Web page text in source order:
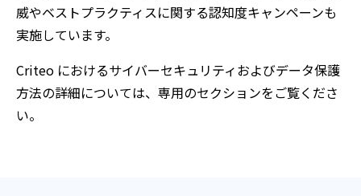
威やベストプラクティスに関する認知度キャンペーンも
実施しています。
Criteo におけるサイバーセキュリティおよびデータ保護
方法の詳細については、専用のセクションをご覧くださ
い。